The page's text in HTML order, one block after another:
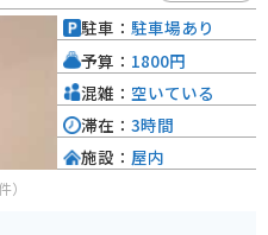
瀬渓流や十和田湖周辺のワインデ
ごうは、自然豊
る場所です。
）
駐車： 駐車場あり
予算： 1800円
混雑： 空いている
滞在： 3時間
施設： 屋内